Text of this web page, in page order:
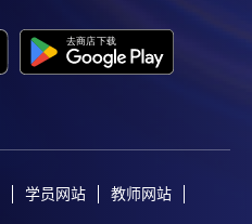
学员网站 教师网站